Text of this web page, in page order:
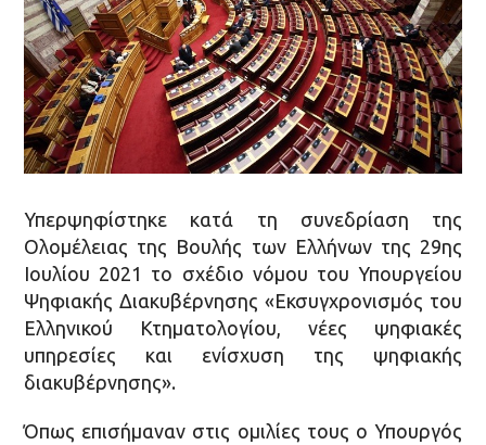
Υπερψηφίστηκε κατά τη συνεδρίαση της
Ολομέλειας της Βουλής των Ελλήνων της 29ης
Ιουλίου 2021 το σχέδιο νόμου του Υπουργείου
Ψηφιακής Διακυβέρνησης «Εκσυγχρονισμός του
Ελληνικού Κτηματολογίου, νέες ψηφιακές
υπηρεσίες και ενίσχυση της ψηφιακής
διακυβέρνησης».
Όπως επισήμαναν στις ομιλίες τους ο Υπουργός